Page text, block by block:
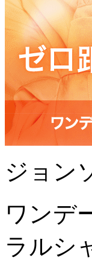
ジョン
ワンデ
ラルシ